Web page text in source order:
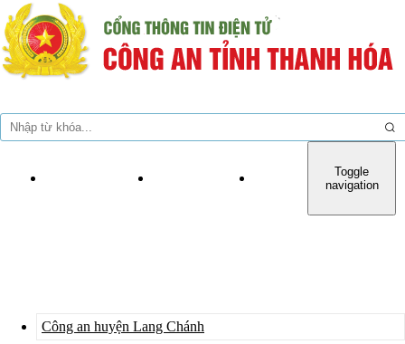
TIN TỨC SỰ KIỆN
Toggle
navigation
Công an huyện Lang Chánh